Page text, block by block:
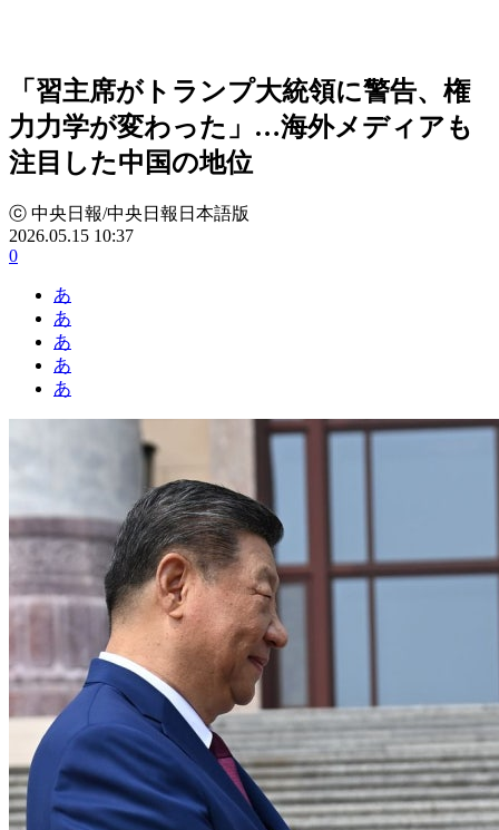
「習主席がトランプ大統領に警告、権
力力学が変わった」…海外メディアも
注目した中国の地位
ⓒ 中央日報/中央日報日本語版
2026.05.15 10:37
0
あ
あ
あ
あ
あ